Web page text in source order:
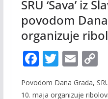
SRU ‘Sava’ iz
povodom
organizuje
F
ac
e
T
itt
E
m
ai
C
p
Povodom Dana Grada,
10. maja organizuje